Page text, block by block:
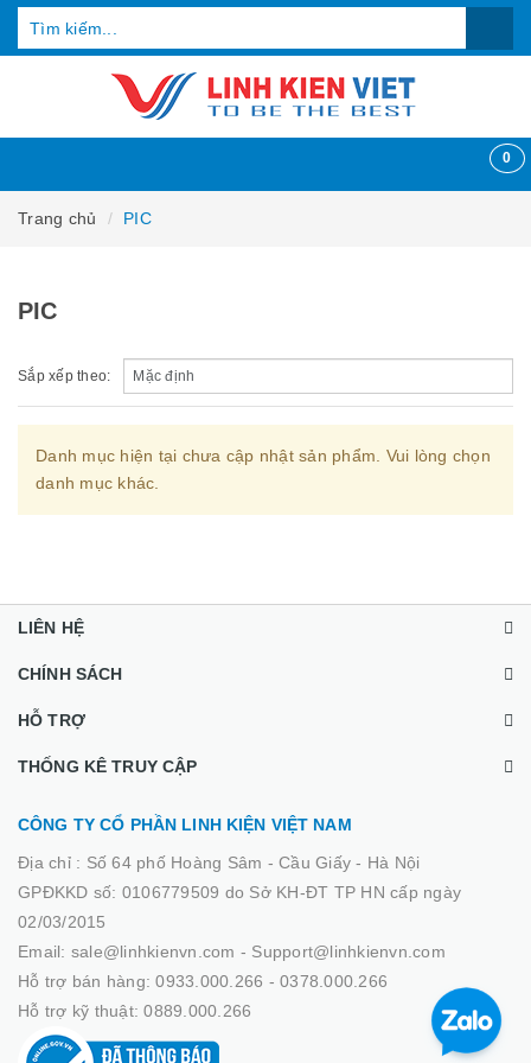
0
Trang chủ PIC
PIC
Sắp xếp theo:
Danh mục hiện tại chưa cập nhật sản phẩm. Vui lòng chọn
danh mục khác.
LIÊN HỆ
CHÍNH SÁCH
HỖ TRỢ
THỐNG KÊ TRUY CẬP
CÔNG TY CỔ PHẦN LINH KIỆN VIỆT NAM
Địa chỉ : Số 64 phố Hoàng Sâm - Cầu Giấy - Hà Nội
GPĐKKD số: 0106779509 do Sở KH-ĐT TP HN cấp ngày
02/03/2015
Email: sale@linhkienvn.com - Support@linhkienvn.com
Hỗ trợ bán hàng: 0933.000.266 - 0378.000.266
Hỗ trợ kỹ thuật: 0889.000.266